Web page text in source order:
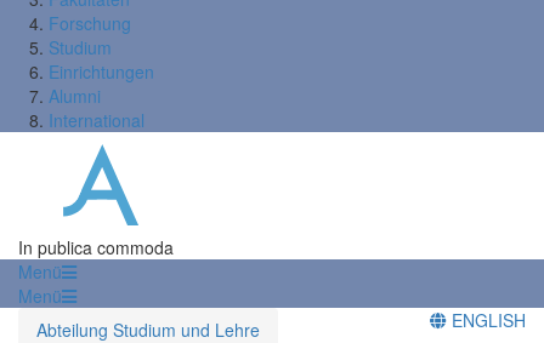
Forschung
Studium
Einrichtungen
Alumni
International
In publica commoda
Menü
Menü
Abteilung Studium und Lehre
ENGLISH